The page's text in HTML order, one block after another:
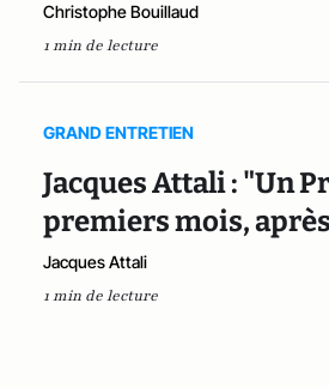
Christophe Bouillaud
1 min de lecture
GRAND ENTRETIEN
Jacques Attali : "Un
premiers mois,
Jacques Attali
1 min de lecture